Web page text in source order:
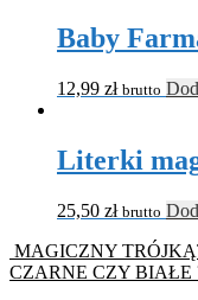
Baby
12,99 zł brutto
Literki
25,50 zł brutto
MAGICZNY
CZARNE CZY BIAŁE